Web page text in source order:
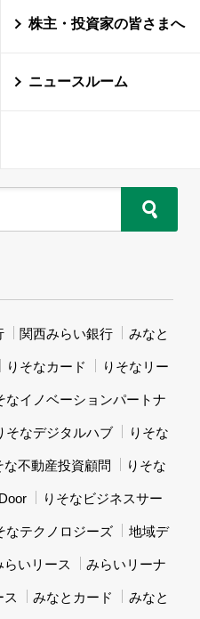
株主・投資家の皆さまへ
ニュースルーム
関西みらい銀行 みなと
りそなカード りそなリー
なイノベーションパートナ
そなデジタルハブ りそな
な不動産投資顧問 りそな
りそなビジネスサー
なテクノロジーズ 地域デ
らいリース みらいリーナ
ス みなとカード みなと